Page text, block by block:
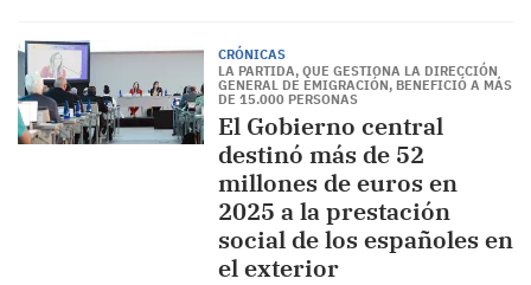
CRÓNICAS
LA PARTIDA, QUE GESTIONA LA DIRECCIÓN
GENERAL DE EMIGRACIÓN, BENEFICIÓ A MÁS
DE 15.000 PERSONAS
El Gobierno central
destinó más de 52
millones de euros en
2025 a la prestación
social de los españoles en
el exterior